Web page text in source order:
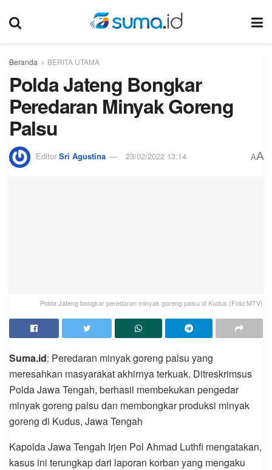
Beranda BERITA UTAMA
Polda Jateng Bongkar
Peredaran Minyak Goreng
Palsu
Editor Sri Agustina 23/02/2022 13:14 AA
Polda Jateng bongkar peredaran minyak goreng palsu di Kudus.(Foto:MTV)
Suma.id: Peredaran minyak goreng palsu yang
meresahkan masyarakat akhirnya terkuak. Ditreskrimsus
Polda Jawa Tengah, berhasil membekukan pengedar
minyak goreng palsu dan membongkar produksi minyak
goreng di Kudus, Jawa Tengah
Kapolda Jawa Tengah Irjen Pol Ahmad Luthfi mengatakan,
kasus ini terungkap dari laporan korban yang mengaku